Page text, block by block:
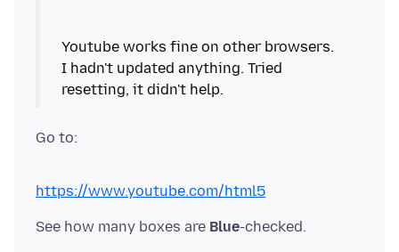
Youtube works fine on other browsers.
I hadn't updated anything. Tried
Go to:
https://www.youtube.com/html5
See how many boxes are Blue